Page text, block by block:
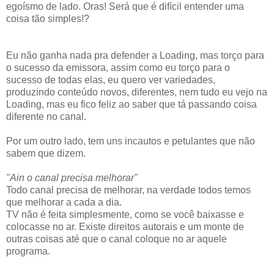
egoísmo de lado. Oras! Será que é difícil entender uma
coisa tão simples!?
Eu não ganha nada pra defender a Loading, mas torço para
o sucesso da emissora, assim como eu torço para o
sucesso de todas elas, eu quero ver variedades,
produzindo conteúdo novos, diferentes, nem tudo eu vejo na
Loading, mas eu fico feliz ao saber que tá passando coisa
diferente no canal.
Por um outro lado, tem uns incautos e petulantes que não
sabem que dizem.
"Ain o canal precisa melhorar"
Todo canal precisa de melhorar, na verdade todos temos
que melhorar a cada a dia.
TV não é feita simplesmente, como se você baixasse e
colocasse no ar. Existe direitos autorais e um monte de
outras coisas até que o canal coloque no ar aquele
programa.